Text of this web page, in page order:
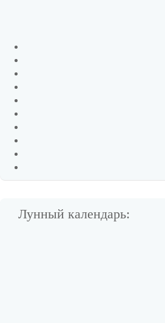
Лунный календарь: